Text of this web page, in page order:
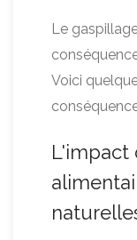
Le
Voici
L'impact